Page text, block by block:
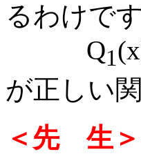
るわけで
Q1
が正しい
＜先 生＞